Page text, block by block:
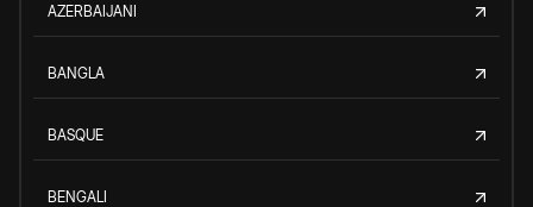
AZERBAIJANI
BANGLA
BASQUE
BENGALI